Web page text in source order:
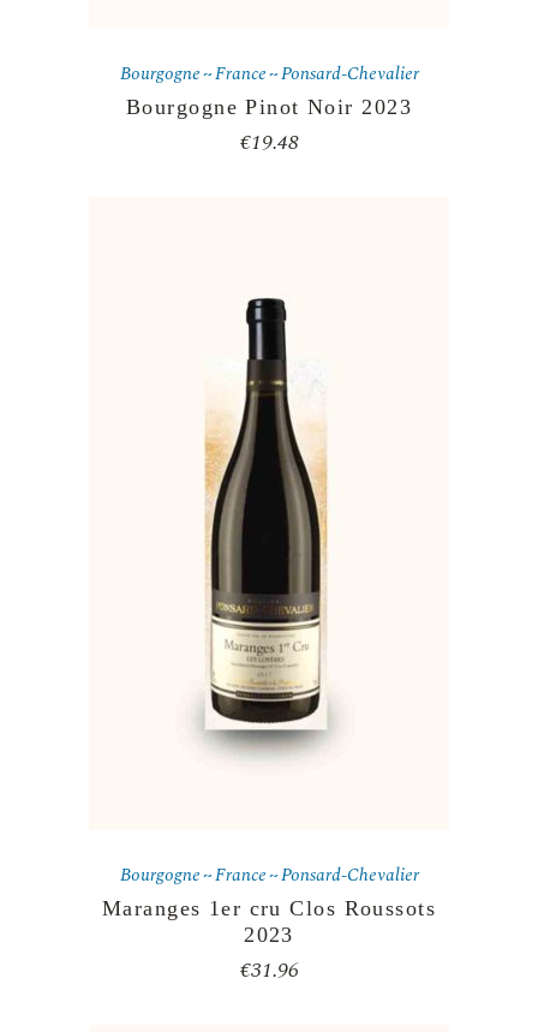
Bourgogne France Ponsard-Chevalier
Bourgogne Pinot Noir 2023
€19.48
Bourgogne France Ponsard-Chevalier
Maranges 1er cru Clos Roussots
2023
€31.96